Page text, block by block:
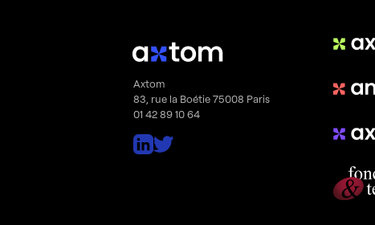
Axtom
83, rue la Boétie 75008 Paris
01 42 89 10 64